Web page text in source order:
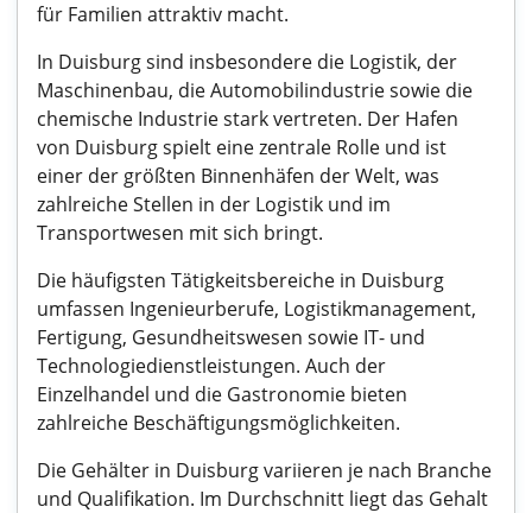
für Familien attraktiv macht.
In Duisburg sind insbesondere die Logistik, der
Maschinenbau, die Automobilindustrie sowie die
chemische Industrie stark vertreten. Der Hafen
von Duisburg spielt eine zentrale Rolle und ist
einer der größten Binnenhäfen der Welt, was
zahlreiche Stellen in der Logistik und im
Transportwesen mit sich bringt.
Die häufigsten Tätigkeitsbereiche in Duisburg
umfassen Ingenieurberufe, Logistikmanagement,
Fertigung, Gesundheitswesen sowie IT- und
Technologiedienstleistungen. Auch der
Einzelhandel und die Gastronomie bieten
zahlreiche Beschäftigungsmöglichkeiten.
Die Gehälter in Duisburg variieren je nach Branche
und Qualifikation. Im Durchschnitt liegt das Gehalt